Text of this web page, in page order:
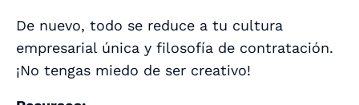
De nuevo, todo se reduce a tu cultura
empresarial única y filosofía de contratación.
¡No tengas miedo de ser creativo!